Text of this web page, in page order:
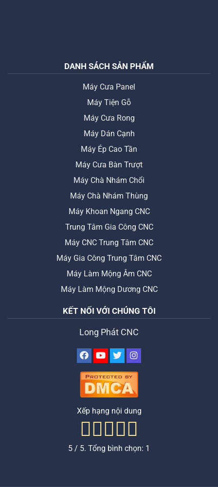
DANH SÁCH SẢN PHẨM
Máy Cưa Panel
Máy Tiện Gỗ
Máy Cưa Rong
Máy Dán Cạnh
Máy Ép Cao Tần
Máy Cưa Bàn Trượt
Máy Chà Nhám Chổi
Máy Chà Nhám Thùng
Máy Khoan Ngang CNC
Trung Tâm Gia Công CNC
Máy CNC Trung Tâm CNC
Máy Gia Công Trung Tâm CNC
Máy Làm Mộng Âm CNC
Máy Làm Mộng Dương CNC
KẾT NỐI VỚI CHÚNG TÔI
Long Phát CNC
Xếp hạng nội dung
5 / 5. Tổng bình chọn: 1